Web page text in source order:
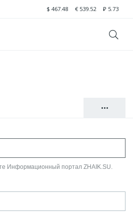
$ 467.48 € 539.52 ₽ 5.73
•••
Информационный портал ZHAIK.SU.